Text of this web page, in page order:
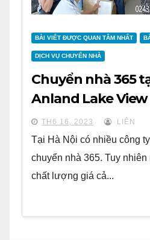
BÀI VIẾT ĐƯỢC QUAN TÂM NHẤT
DỊCH VỤ CHUYỂN NHÀ
Chuyển nhà 365
Anland Lake View
TH6 16, 2023 LIÊN
Tại Hà Nội có nhiều công
chuyển nhà 365. Tuy
chất lượng giá cả...